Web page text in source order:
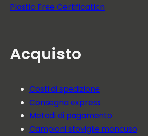
Plastic Free Certification
Acquisto
Costi di spedizione
Consegna express
Metodi di pagamento
Campioni stoviglie monouso